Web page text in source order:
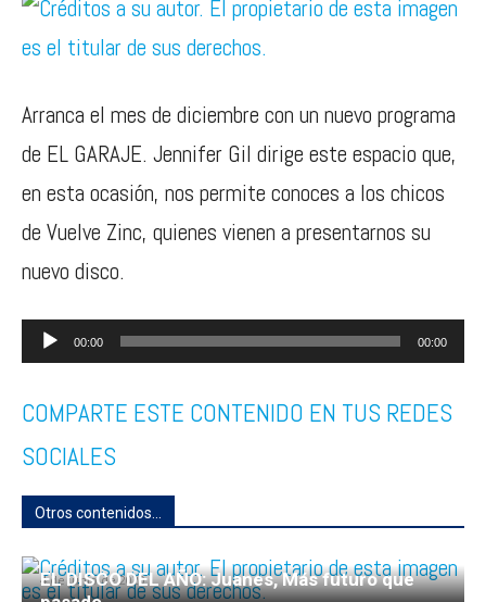
Arranca el mes de diciembre con un nuevo programa
de EL GARAJE. Jennifer Gil dirige este espacio que,
en esta ocasión, nos permite conoces a los chicos
de Vuelve Zinc, quienes vienen a presentarnos su
nuevo disco.
Reproductor
audio
00:00 00:00
COMPARTE ESTE CONTENIDO EN TUS REDES
SOCIALES
Otros contenidos...
4 de junio de 2020
EL DISCO DEL AÑO: Juanes, Más futuro que